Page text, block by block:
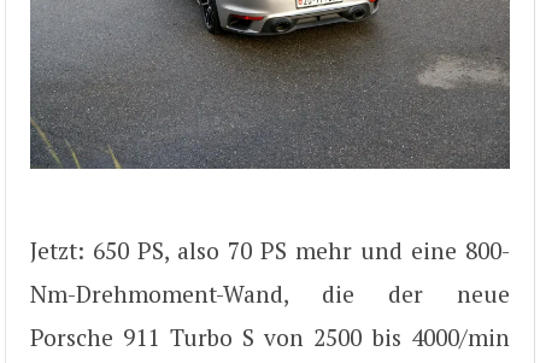
Jetzt: 650 PS, also 70 PS mehr und eine 800-
Nm-Drehmoment-Wand, die der neue
Porsche 911 Turbo S von 2500 bis 4000/min